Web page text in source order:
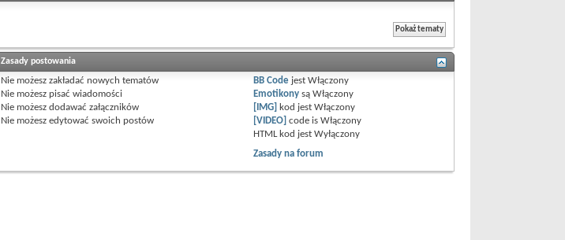
Zasady postowania
Nie możeszzakładać nowych tematów
Nie możeszpisać wiadomości
Nie możeszdodawać załączników
Nie możeszedytować swoich postów
BB Code jestWłączony
Emotikony sąWłączony
[IMG] kod jestWłączony
[VIDEO] code isWłączony
HTML kod jestWyłączony
Zasady na forum